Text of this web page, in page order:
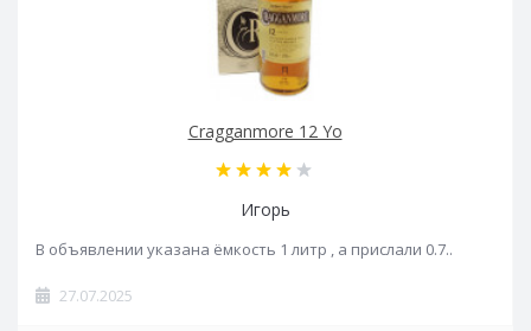
Cragganmore 12 Yo
Игорь
В объявлении указана ёмкость 1 литр , а прислали 0.7..
27.07.2025